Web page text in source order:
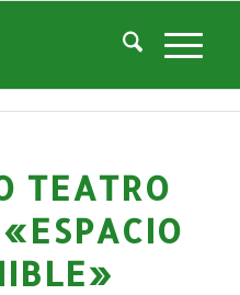
Cultura /
Teatro
TEATRO